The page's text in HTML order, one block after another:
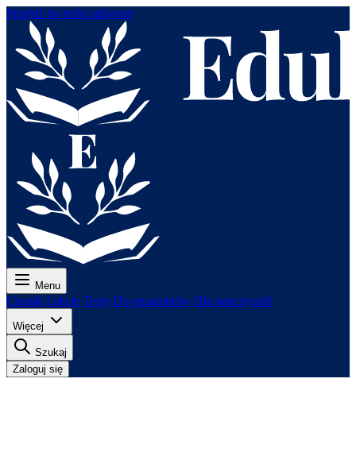
Przejdź do treści głównej
Menu
Cennik Lekcje Testy Do egzaminów Dla nauczycieli
Więcej
Szukaj
Zaloguj się